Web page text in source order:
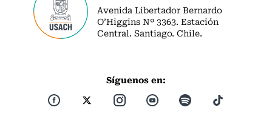
Avenida Libertador Bernardo
O’Higgins Nº 3363. Estación
Central. Santiago. Chile.
Síguenos en: